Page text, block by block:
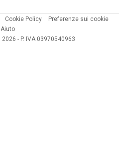
Cookie Policy
Preferenze sui cookie
Aiuto
2026 - P. IVA 03970540963